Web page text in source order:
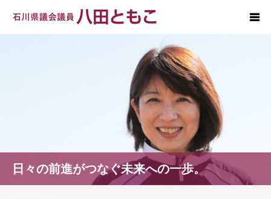
日々の前進がつなぐ未来への一歩。
後援会